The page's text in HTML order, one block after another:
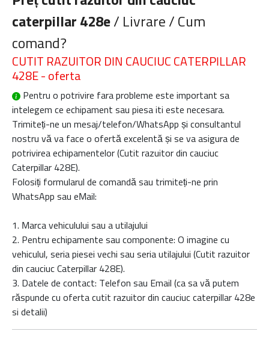
caterpillar 428e / Livrare / Cum
comand?
CUTIT RAZUITOR DIN CAUCIUC CATERPILLAR
428E - oferta
Pentru o potrivire fara probleme este important sa
intelegem ce echipament sau piesa iti este necesara.
Trimiteți-ne un mesaj/telefon/WhatsApp și consultantul
nostru vă va face o ofertă excelentă și se va asigura de
potrivirea echipamentelor (Cutit razuitor din cauciuc
Caterpillar 428E).
Folosiți formularul de comandă sau trimiteți-ne prin
WhatsApp sau eMail:
1. Marca vehiculului sau a utilajului
2. Pentru echipamente sau componente: O imagine cu
vehiculul, seria piesei vechi sau seria utilajului (Cutit razuitor
din cauciuc Caterpillar 428E).
3. Datele de contact: Telefon sau Email (ca sa vă putem
răspunde cu oferta cutit razuitor din cauciuc caterpillar 428e
si detalii)